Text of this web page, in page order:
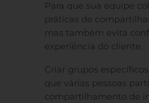
Para que sua equipe
práticas de
mas também evita
experiência do cliente.
Criar grupos
que várias pessoas
compartilhamento de